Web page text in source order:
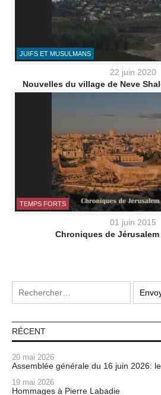
JUIFS ET MUSULMANS
22 juin 2020
Nouvelles du village de Neve
TEMPS FORTS
01 juin 2015
Chroniques de Jérusalem
RÉCENT
20 mai 2026
Assemblée générale du 16 juin 2026:
19 mai 2026
Hommages à Pierre Labadie